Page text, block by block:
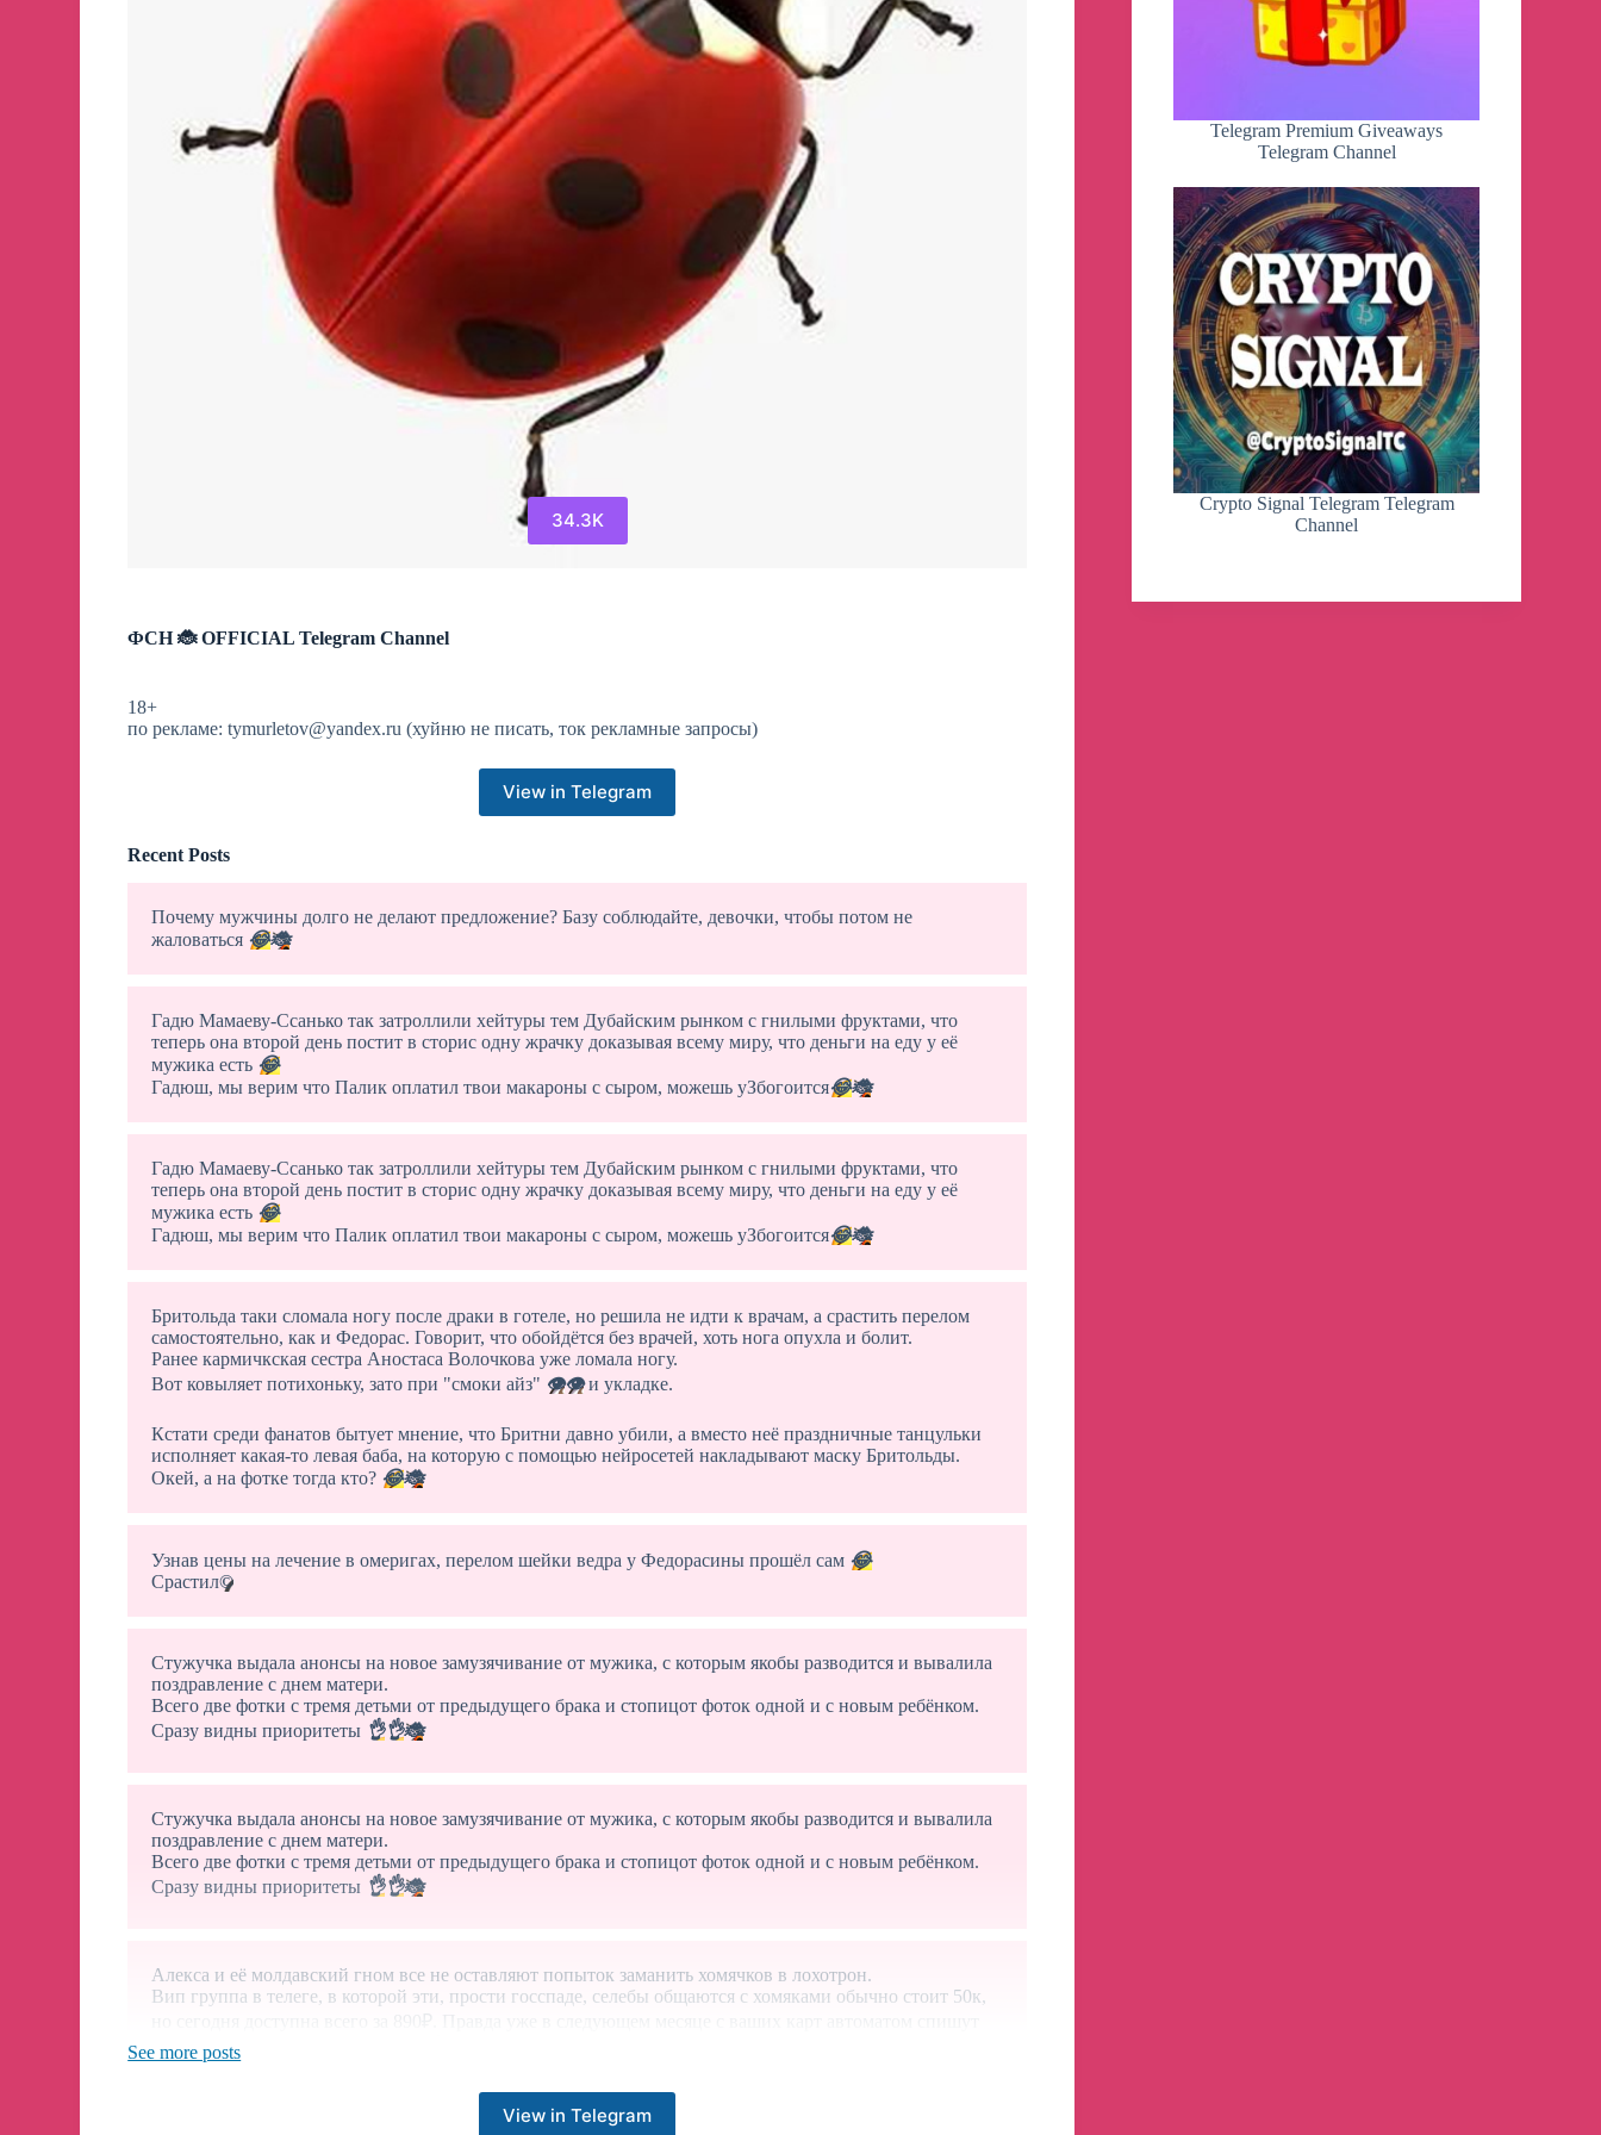
34.3K
ФСН 🐞 OFFICIAL️ Telegram Channel
18+
по рекламе:tymurletov@yandex.ru (хуйню не писать, ток рекламные запросы)
View in Telegram
Recent Posts
Почему мужчины долго не делают предложение? Базу соблюдайте, девочки, чтобы потом не
жаловаться 😂🐞
Гадю Мамаеву-Ссанько так затроллили хейтуры тем Дубайским рынком с гнилыми фруктами, что
теперь она второй день постит в сторис одну жрачку доказывая всему миру, что деньги на еду у её
мужика есть 😂
Гадюш, мы верим что Палик оплатил твои макароны с сыром, можешь уЗбогоится😂🐞
Гадю Мамаеву-Ссанько так затроллили хейтуры тем Дубайским рынком с гнилыми фруктами, что
теперь она второй день постит в сторис одну жрачку доказывая всему миру, что деньги на еду у её
мужика есть 😂
Гадюш, мы верим что Палик оплатил твои макароны с сыром, можешь уЗбогоится😂🐞
Бритольда таки сломала ногу после драки в готеле, но решила не идти к врачам, а срастить перелом
самостоятельно, как и Федорас. Говорит, что обойдётся без врачей, хоть нога опухла и болит.
Ранее кармичкская сестра Аностаса Волочкова уже ломала ногу.
Вот ковыляет потихоньку, зато при "смоки айз" 👁👁и укладке.
Кстати среди фанатов бытует мнение, что Бритни давно убили, а вместо неё праздничные танцульки
исполняет какая-то левая баба, на которую с помощью нейросетей накладывают маску Бритольды.
Окей, а на фотке тогда кто? 😂🐞
Узнав цены на лечение в омеригах, перелом шейки ведра у Федорасины прошёл сам 😂
Срастил©
Стужучка выдала анонсы на новое замузячивание от мужика, с которым якобы разводится и вывалила
поздравление с днем матери.
Всего две фотки с тремя детьми от предыдущего брака и стопицот фоток одной и с новым ребёнком.
Сразу видны приоритеты 👌👌🐞
Стужучка выдала анонсы на новое замузячивание от мужика, с которым якобы разводится и вывалила
поздравление с днем матери.
Всего две фотки с тремя детьми от предыдущего брака и стопицот фоток одной и с новым ребёнком.
Сразу видны приоритеты 👌👌🐞
Алекса и её молдавский гном все не оставляют попыток заманить хомячков в лохотрон.
Вип группа в телеге, в которой эти, прости госспаде, селебы общаются с хомяками обычно стоит 50к,
но сегодня доступна всего за 890₽. Правда уже в следующем месяце с ваших карт автоматом спишут
50к, как в прошлый раз. Налетай
See more posts
View in Telegram
Telegram Premium Giveaways
Telegram Channel
Crypto Signal Telegram Telegram
Channel